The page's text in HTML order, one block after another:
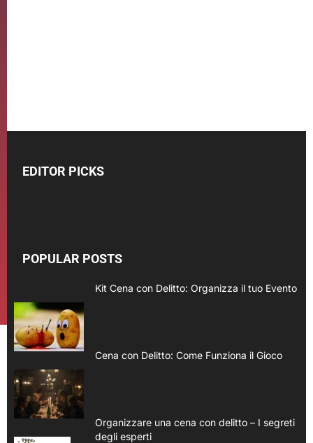
EDITOR PICKS
POPULAR POSTS
Kit Cena con Delitto: Organizza il tuo Evento
Cena con Delitto: Come Funziona il Gioco
Organizzare una cena con delitto – I segreti
degli esperti